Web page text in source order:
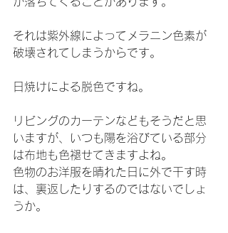
それは紫外線によってメラニン色素が
破壊されてしまうからです。
日焼けによる脱色ですね。
リビングのカーテンなどもそうだと思
いますが、いつも陽を浴びている部分
は布地も色褪せてきますよね。
色物のお洋服を晴れた日に外で干す時
は、裏返したりするのではないでしょ
うか。